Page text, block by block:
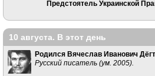
Предстоятель Украинской
10 августа. В этот день
Родился Вячеслав Иванович
Русский писатель (ум. 2005).